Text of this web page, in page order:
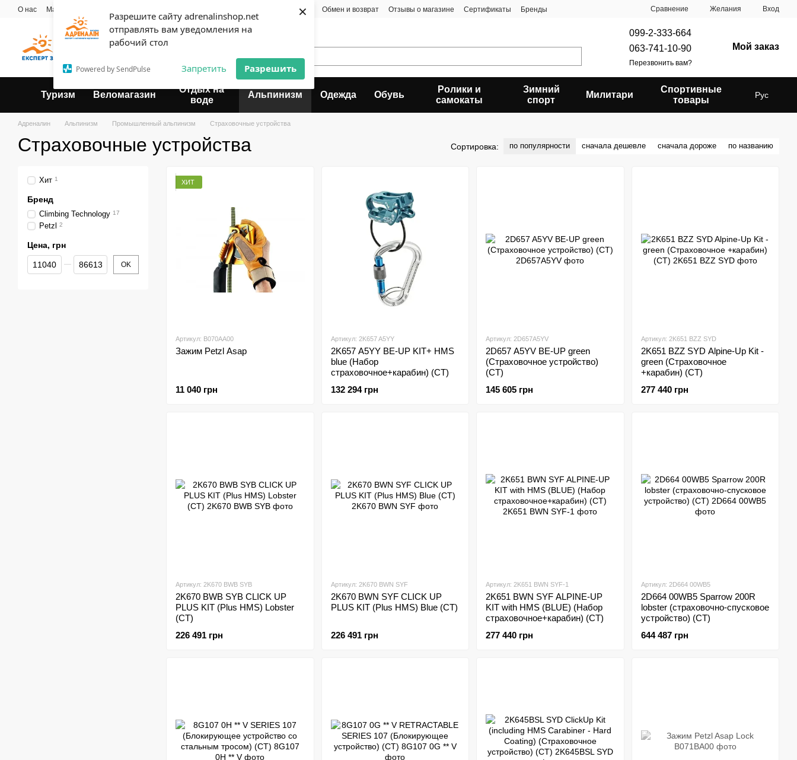
Разрешите сайту adrenalinshop.net
отправлять вам уведомления на
рабочий стол
Powered by SendPulse Запретить Разрешить
×
Перейти к основному контенту
О нас Мастерская Оплата и доставка Обмен и возврат Отзывы о магазине Сертификаты
Бренды
Пользовательское соглашение
Сравнение Желания Вход
Эксперт твоего отдыха
099-2-333-664
063-741-10-90
Перезвонить вам?
Мой заказ
Туризм Веломагазин
Отдых на
воде
Альпинизм Одежда Обувь
Ролики и
самокаты
Зимний
спорт
Милитари
Спортивные
товары
Рус
Адреналин Альпинизм Промышленный альпинизм Страховочные устройства
Страховочные устройства Сортировка: по популярности сначала дешевле сначала дороже по названию
ХИТ
Артикул: B070AA00
Зажим Petzl Asap
11 040 грн
Артикул: 2K657 A5YY
2K657 A5YY BE-UP KIT+ HMS
blue (Набор
страховочное+карабин) (CT)
132 294 грн
Артикул: 2D657A5YV
2D657 A5YV BE-UP green
(Страховочное устройство)
(CT)
145 605 грн
Артикул: 2K651 BZZ SYD
2K651 BZZ SYD Alpine-Up Kit -
green (Страховочное
+карабин) (CT)
277 440 грн
Артикул: 2K670 BWB SYB
2K670 BWB SYB CLICK UP
PLUS KIT (Plus HMS) Lobster
(CT)
226 491 грн
Артикул: 2K670 BWN SYF
2K670 BWN SYF CLICK UP
PLUS KIT (Plus HMS) Blue (CT)
226 491 грн
Артикул: 2K651 BWN SYF-1
2K651 BWN SYF ALPINE-UP
KIT with HMS (BLUE) (Набор
страховочное+карабин) (CT)
277 440 грн
Артикул: 2D664 00WB5
2D664 00WB5 Sparrow 200R
lobster (страховочно-спусковое
устройство) (CT)
644 487 грн
Хит 1
Бренд
Climbing Technology 17
Petzl 2
Цена, грн
От Цена, грн
До Цена, грн OK